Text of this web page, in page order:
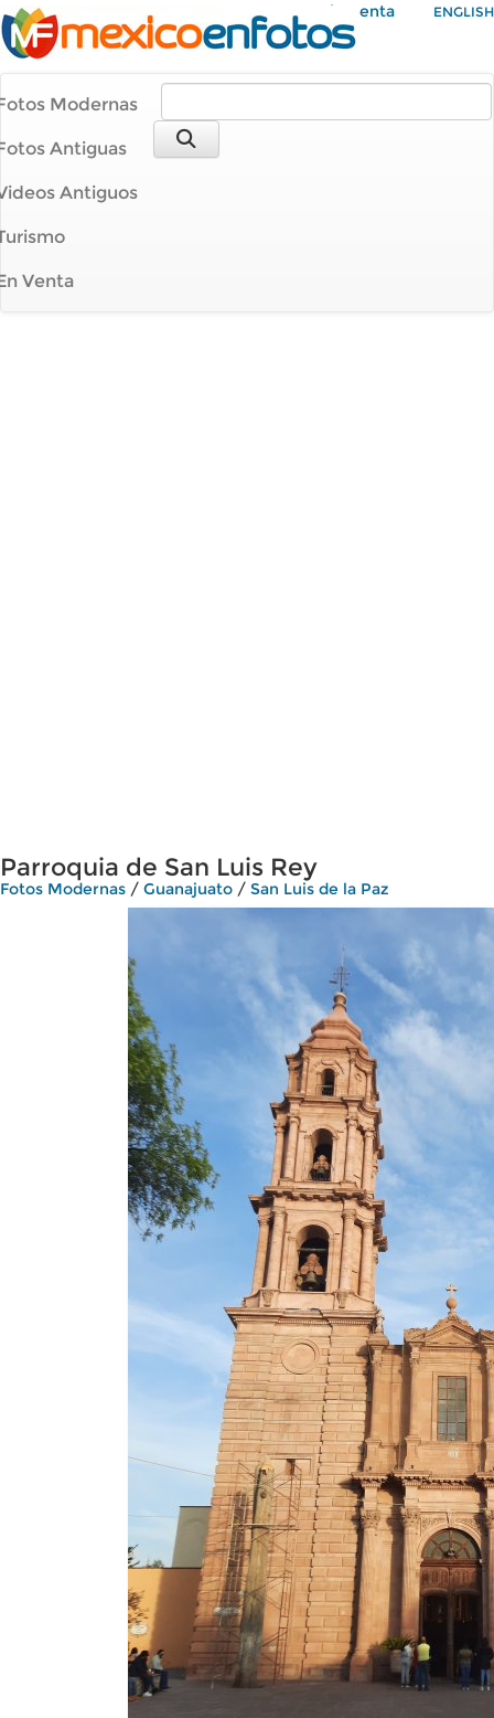
Mi Cuenta ENGLISH
Modernas
Antiguas
Antiguos
Venta
Parroquia de San Luis Rey
Fotos Modernas / Guanajuato / San Luis de la Paz